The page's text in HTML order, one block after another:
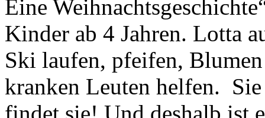
Eine
Kinder ab 4 Jahren. Lotta
Ski laufen, pfeifen,
kranken Leuten helfen.
findet sie! Und deshalb ist